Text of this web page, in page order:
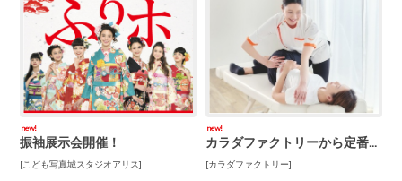
new!
振袖展示会開催！
[こども写真城スタジオアリス]
new!
カラダファクトリーから定番人気コースのご紹介★
[カラダファクトリー]